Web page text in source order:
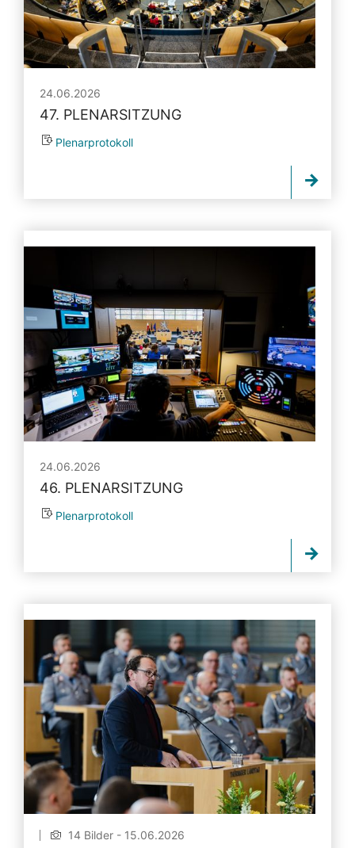
24.06.2026
47. PLENARSITZUNG
Plenarprotokoll
24.06.2026
46. PLENARSITZUNG
Plenarprotokoll
14 Bilder - 15.06.2026